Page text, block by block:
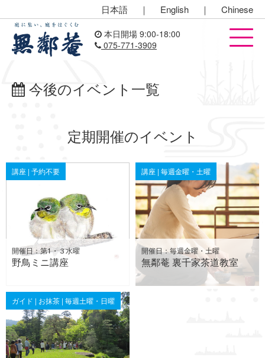
日本語 ｜ English ｜ Chinese
本日開場 9:00-18:00
075-771-3909
今後のイベント一覧
定期開催のイベント
講座 | 予約不要
開催日：第1・３水曜
野鳥ミニ講座
講座 | 毎週金曜・土曜
開催日：毎週金曜・土曜
無鄰菴 裏千家茶道教室
ガイド | お抹茶 | 毎週土曜・日曜